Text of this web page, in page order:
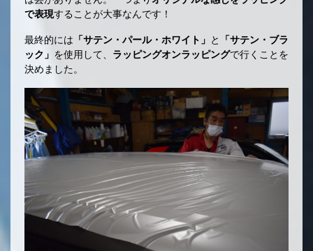
で表現することが大事なんです！
最終的には 「サテン・パール・ホワイト」 と
「サテン・ブラ
ック」 を使用して、 ラッピングオンラッピングで行くことを
決めました。